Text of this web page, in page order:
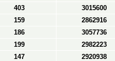
403
3015600
159
2862916
186
3057736
199
2982223
147
2920938